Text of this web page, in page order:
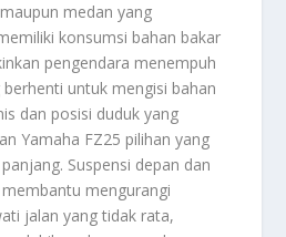
medan yang
konsumsi bahan bakar
pengendara menempuh
untuk mengisi bahan
dan posisi duduk yang
Yamaha FZ25 pilihan yang
Suspensi depan dan
mengurangi
jalan yang tidak rata,